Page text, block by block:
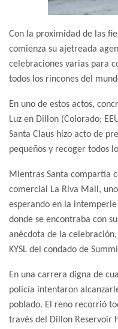
Con la proximidad de las
comienza su ajetreada
celebraciones varias para
todos los rincones del
En uno de estos actos,
Luz en Dillon (Colorado;
Santa Claus hizo acto de
pequeños y recoger todos
Mientras Santa compartía
comercial La Riva Mall,
esperando en la
donde se encontraba con
anécdota de la
KYSL del condado de
En una carrera digna de
policía intentaron
poblado. El reno recorrió
través del Dillon Reservoir